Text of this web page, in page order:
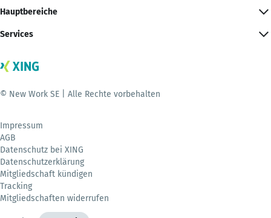
Hauptbereiche
Services
© New Work SE | Alle Rechte vorbehalten
Impressum
AGB
Datenschutz bei XING
Datenschutzerklärung
Mitgliedschaft kündigen
Tracking
Mitgliedschaften widerrufen